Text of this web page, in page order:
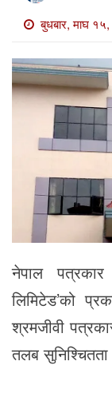
माडी
खबर
विविध
बुधबार, माघ
नेपाल पत्रकार
लिमिटेड’को
श्रमजीवी
तलब